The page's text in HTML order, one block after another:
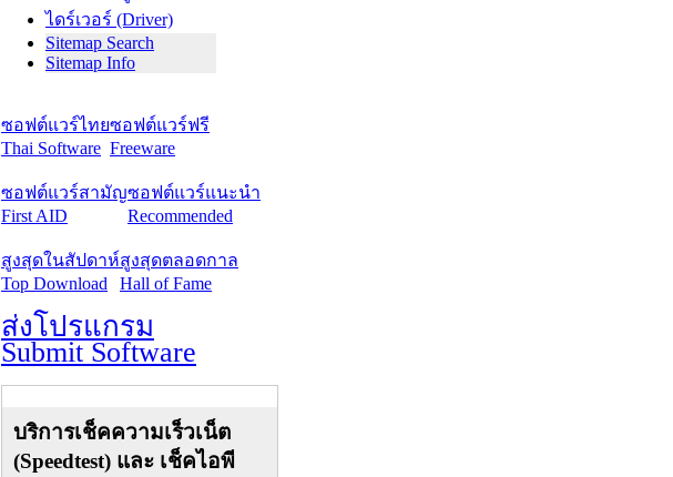
ไดร์เวอร์ (Driver)
Sitemap Search
Sitemap Info
ซอฟต์แวร์ไทย
Thai Software
ซอฟต์แวร์ฟรี
Freeware
ซอฟต์แวร์สามัญ
First AID
ซอฟต์แวร์แนะนำ
Recommended
สูงสุดในสัปดาห์
Top Download
สูงสุดตลอดกาล
Hall of Fame
ส่งโปรแกรม
Submit Software
บริการเช็คความเร็วเน็ต
(Speedtest) และ เช็คไอพี